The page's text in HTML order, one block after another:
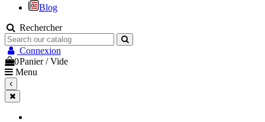
Blog
Rechercher
Connexion
0Panier /Vide
Menu